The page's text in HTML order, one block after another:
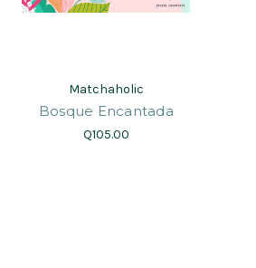
Matchaholic
Bosque Encantada
Q105.00